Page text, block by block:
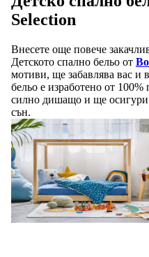
Selection
Внесете още повече
Детското спално бельо от
мотиви, ще забавлява вас и
бельо е изработено от
силно дишащо и ще осигури
сън.